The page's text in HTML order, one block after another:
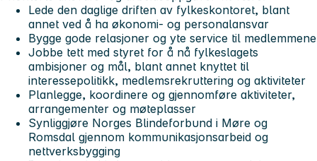
Lede den daglige driften av fylkeskontoret, blant
annet ved å ha økonomi- og personalansvar
Bygge gode relasjoner og yte service til medlemmene
Jobbe tett med styret for å nå fylkeslagets
ambisjoner og mål, blant annet knyttet til
interessepolitikk, medlemsrekruttering og aktiviteter
Planlegge, koordinere og gjennomføre aktiviteter,
arrangementer og møteplasser
Synliggjøre Norges Blindeforbund i Møre og
Romsdal gjennom kommunikasjonsarbeid og
nettverksbygging